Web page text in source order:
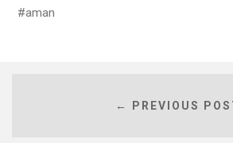
aman
← PREVIOUS